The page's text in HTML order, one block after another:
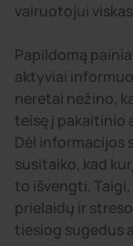
vairuotojui
Papildomą
aktyviai
neretai nežino,
teisę į pakaitinio
Dėl informacijos
susitaiko, kad
to išvengti.
prielaidų ir
tiesiog sugedus